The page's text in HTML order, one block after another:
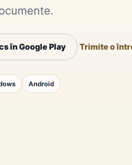
în Google Play Trimite o
Android